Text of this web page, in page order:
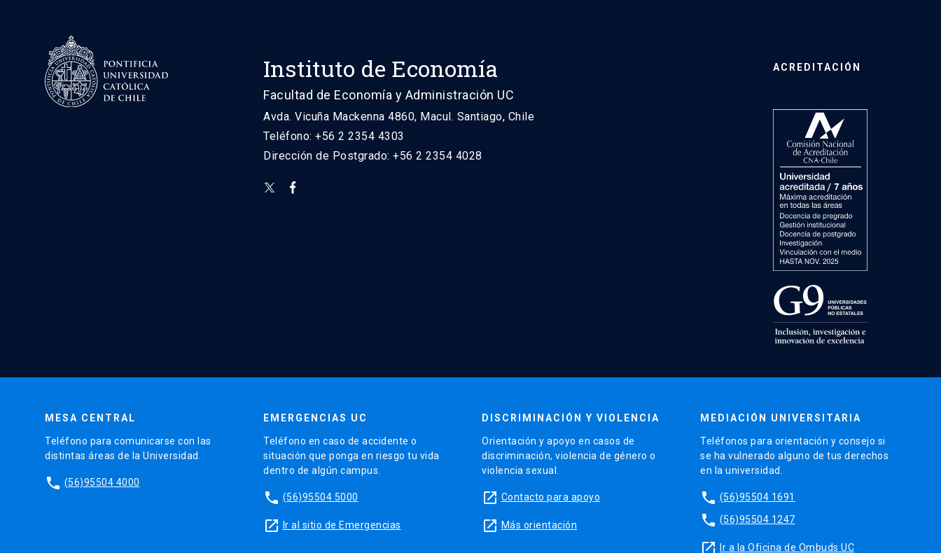
Instituto de Economía
Facultad de Economía y Administración UC
Avda. Vicuña Mackenna 4860, Macul. Santiago, Chile
Teléfono: +56 2 2354 4303
Dirección de Postgrado: +56 2 2354 4028
ACREDITACIÓN
MESA CENTRAL
Teléfono para comunicarse con las
distintas áreas de la Universidad.
phone (56)95504 4000
EMERGENCIAS UC
Teléfono en caso de accidente o
situación que ponga en riesgo tu vida
dentro de algún campus.
phone (56)95504 5000
launch Ir al sitio de Emergencias
DISCRIMINACIÓN Y VIOLENCIA
Orientación y apoyo en casos de
discriminación, violencia de género o
violencia sexual.
launch Contacto para apoyo
launch Más orientación
MEDIACIÓN UNIVERSITARIA
Teléfonos para orientación y consejo si
se ha vulnerado alguno de tus derechos
en la universidad.
phone (56)95504 1691
phone (56)95504 1247
launch Ir a la Oficina de Ombuds UC